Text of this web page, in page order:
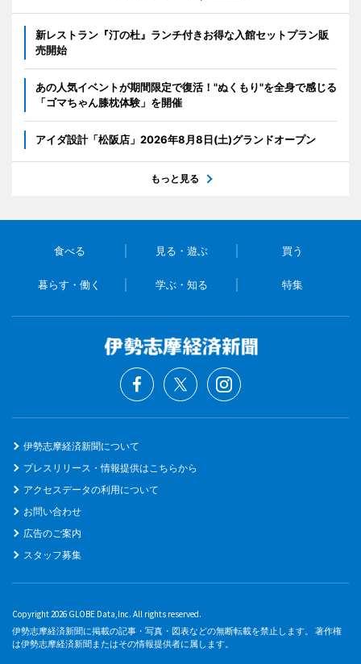
新レストラン『汀の杜』ランチ付きお得な入館セットプラン販
売開始
あの人気イベントが期間限定で復活！"ぬくもり"を全身で感じる
「ゴマちゃん膝枕体験」を開催
アイダ設計「松阪店」2026年8月8日(土)グランドオープン
もっと見る
食べる 見る・遊ぶ 買う
暮らす・働く 学ぶ・知る 特集
伊勢志摩経済新聞について
プレスリリース・情報提供はこちらから
アクセスデータの利用について
お問い合わせ
広告のご案内
スタッフ募集
Copyright 2026 GLOBE Data,Inc. All rights reserved.
伊勢志摩経済新聞に掲載の記事・写真・図表などの無断転載を禁止します。 著作権
は伊勢志摩経済新聞またはその情報提供者に属します。